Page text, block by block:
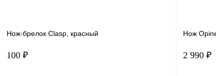
Нож-брелок Clasp, красный
100 ₽
Нож
2 990 ₽